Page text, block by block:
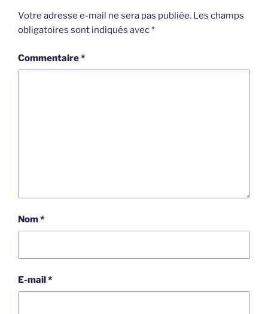
Votre adresse e-mail ne sera pas publiée. Les champs
obligatoires sont indiqués avec*
Commentaire*
Nom*
E-mail*